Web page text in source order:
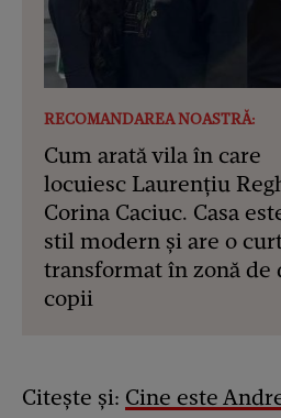
RECOMANDAREA NOASTRĂ:
Cum arată vila în care
locuiesc Laurențiu
Corina Caciuc. Casa
stil modern și are o
transformat în zonă
copii
Citește și: Cine este